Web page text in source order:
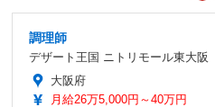
調理師
デザート王国 ニトリモール東大阪
大阪府
月給26万5,000円～40万円